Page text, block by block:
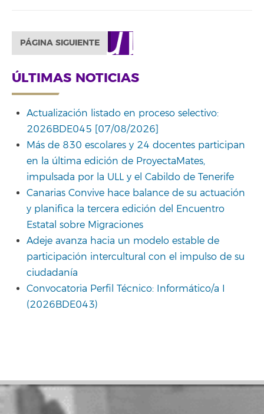
PÁGINA SIGUIENTE
ÚLTIMAS NOTICIAS
Actualización listado en proceso selectivo:
2026BDE045 [07/08/2026]
Más de 830 escolares y 24 docentes participan
en la última edición de ProyectaMates,
impulsada por la ULL y el Cabildo de Tenerife
Canarias Convive hace balance de su actuación
y planifica la tercera edición del Encuentro
Estatal sobre Migraciones
Adeje avanza hacia un modelo estable de
participación intercultural con el impulso de su
ciudadanía
Convocatoria Perfil Técnico: Informático/a I
(2026BDE043)